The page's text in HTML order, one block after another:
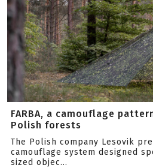
FARBA, a camouflage
Polish forests
The Polish company Lesovik
camouflage system designed
sized objec...